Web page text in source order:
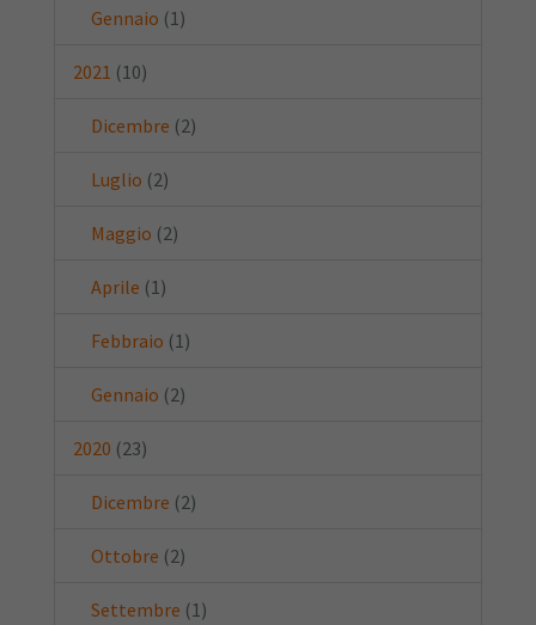
Gennaio (1)
2021 (10)
Dicembre (2)
Luglio (2)
Maggio (2)
Aprile (1)
Febbraio (1)
Gennaio (2)
2020 (23)
Dicembre (2)
Ottobre (2)
Settembre (1)